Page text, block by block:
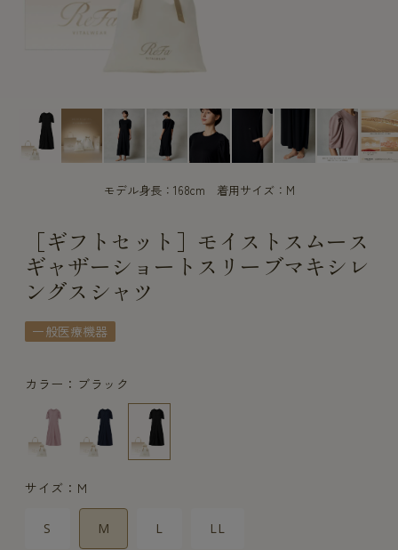
モデル身長：168cm 着用サイズ：M
［ギフトセット］モイストスムース
ギャザーショートスリーブマキシレ
ングスシャツ
一般医療機器
カラー：ブラック
サイズ：M
S M L LL